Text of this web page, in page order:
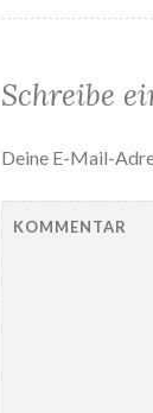
Schreibe
Deine E-Mail-
KOMMENTAR